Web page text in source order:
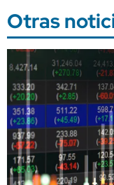
Otras